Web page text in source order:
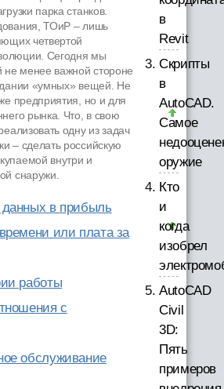
парка станков.
ТОиР – лишь
четвертой
Сегодня мы
не менее важной стороне
«умных» вещей. Не
предприятия, но и для
рынка. Что, в свою
одну из задач
– сделать российскую
внутри и
снаружи.
в прибыль
или плата за
работы
с
обслуживание
в
Revit
Скрипты
в
AutoCAD.
Самое
оружие
Кто
и
когда
изобрел
AutoCAD
Civil
3D:
Пять
примеров